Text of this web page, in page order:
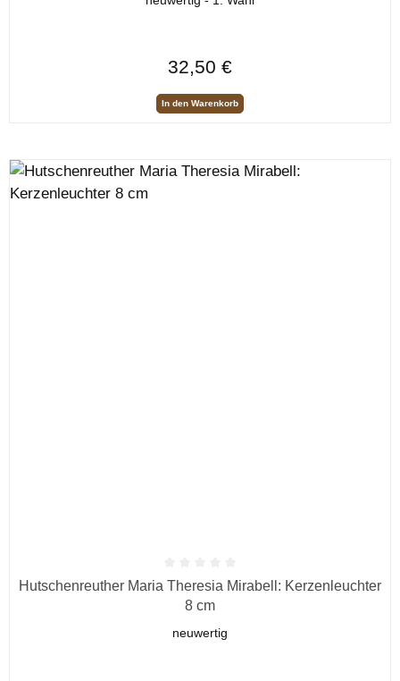
32,50 €
In den Warenkorb
Durchschnittliche Bewertung von 0 von 5 Sternen
Hutschenreuther Maria Theresia Mirabell: Kerzenleuchter
8 cm
neuwertig